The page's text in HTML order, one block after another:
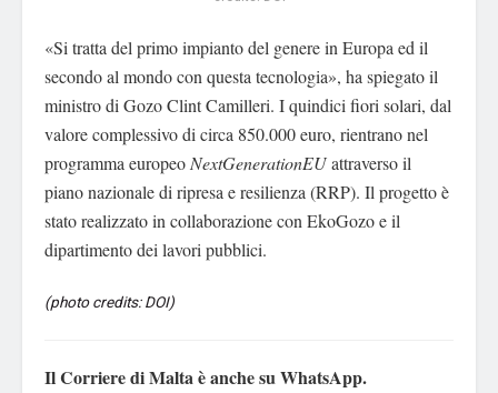
«Si tratta del primo impianto del genere in Europa ed il
secondo al mondo con questa tecnologia», ha spiegato il
ministro di Gozo Clint Camilleri. I quindici fiori solari, dal
valore complessivo di circa 850.000 euro, rientrano nel
programma europeoNextGenerationEUattraverso il
piano nazionale di ripresa e resilienza (RRP). Il progetto è
stato realizzato in collaborazione con EkoGozo e il
dipartimento dei lavori pubblici.
(photo credits: DOI)
Il Corriere di Malta è anche su WhatsApp.